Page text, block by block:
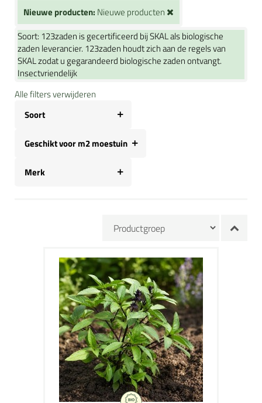
Nieuwe producten: Nieuwe producten
Soort: 123zaden is gecertificeerd bij SKAL als biologische
zaden leverancier. 123zaden houdt zich aan de regels van
SKAL zodat u gegarandeerd biologische zaden ontvangt.
Insectvriendelijk
Alle filters verwijderen
Soort
Geschikt voor m2 moestuin
Merk